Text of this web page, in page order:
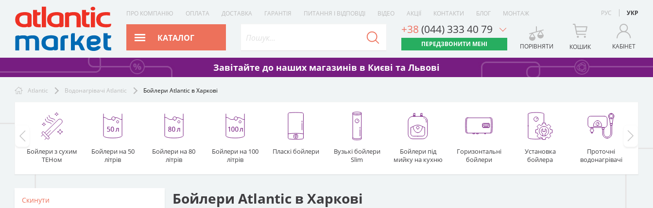
ПРО КОМПАНІЮ ОПЛАТА ДОСТАВКА ГАРАНТІЯ ПИТАННЯ І ВІДПОВІДІ ВІДЕО АКЦІЇ КОНТАКТИ БЛОГ МОНТАЖ РУС УКР
КАТАЛОГ
+38 (044) 333 40 79
ПЕРЕДЗВОНИТИ МЕНІ ПОРІВНЯТИ КОШИК КАБІНЕТ
Завітайте до наших магазинів в Києві та Львові
Atlantic Водонагрівачі Atlantic Бойлери Atlantic в Харкові
Бойлери з сухим
ТЕНом
Бойлери на 50
літрів
Бойлери на 80
літрів
Бойлери на 100
літрів
Пласкі бойлери
Вузькі бойлери
Slim
Бойлери під
мийку на кухню
Горизонтальні
бойлери
Установка
бойлера
Проточні
водонагрівачі
Бойлери Atlantic в Харкові
Скинути